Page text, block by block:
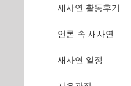
새사연 활동후기
언론 속 새사연
새사연 일정